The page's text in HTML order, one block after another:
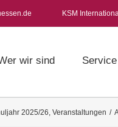
KSM
wir sind Service
2025/26, Veranstaltungen /